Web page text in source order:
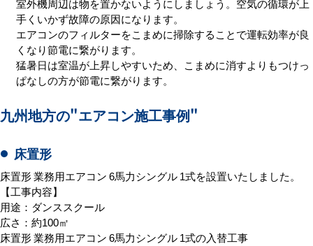
室外機周辺は物を置かないようにしましょう。空気の循環が上
手くいかず故障の原因になります。
エアコンのフィルターをこまめに掃除することで運転効率が良
くなり節電に繋がります。
猛暑日は室温が上昇しやすいため、こまめに消すよりもつけっ
ぱなしの方が節電に繋がります。
九州地方の"エアコン施工事例"
床置形
床置形 業務用エアコン 6馬力シングル 1式を設置いたしました。
【工事内容】
用途：ダンススクール
広さ：約100㎡
床置形 業務用エアコン 6馬力シングル 1式の入替工事